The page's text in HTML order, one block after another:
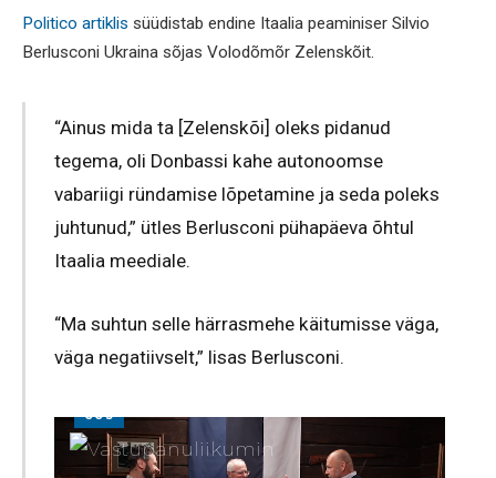
Politico artiklis süüdistab endine Itaalia peaminiser Silvio
Berlusconi Ukraina sõjas Volodõmõr Zelenskõit.
“Ainus mida ta [Zelenskõi] oleks pidanud
tegema, oli Donbassi kahe autonoomse
vabariigi ründamise lõpetamine ja seda poleks
juhtunud,” ütles Berlusconi pühapäeva õhtul
Itaalia meediale.
“Ma suhtun selle härrasmehe käitumisse väga,
väga negatiivselt,” lisas Berlusconi.
UUS